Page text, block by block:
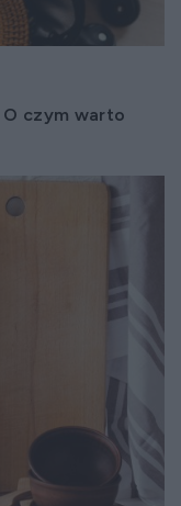
O czym warto